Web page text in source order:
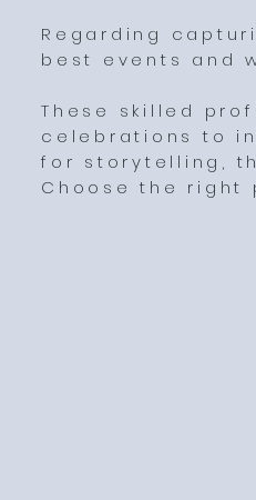
Regarding
best events and
These skilled
celebrations to
for storytelling,
Choose the right